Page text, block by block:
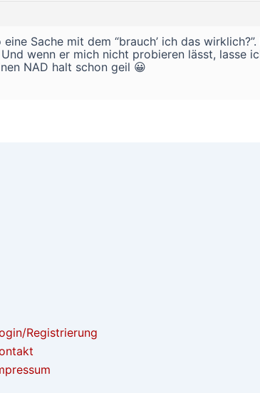
Sache mit dem “brauch’ ich das
wenn er mich nicht probieren lässt, lasse
NAD halt schon geil 😀
Registrierung